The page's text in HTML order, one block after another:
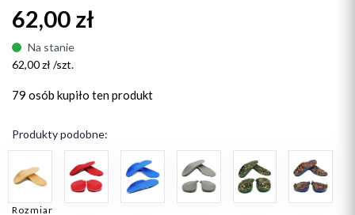
62,00 zł
Na stanie
62,00 zł /szt.
79 osób kupiło ten produkt
Produkty podobne:
Rozmiar